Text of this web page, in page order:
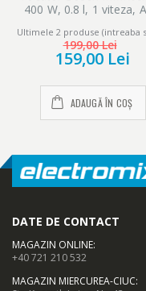
a avea capacul montat.
400 W, 0.8 l, 1 viteza,
Ultimele 2 produse (intreaba
199,00 Lei
159,00 Lei
ADAUGĂ ÎN COȘ
DATE DE CONTACT
MAGAZIN ONLINE:
+40 721 210 532
MAGAZIN MIERCUREA-CIUC: